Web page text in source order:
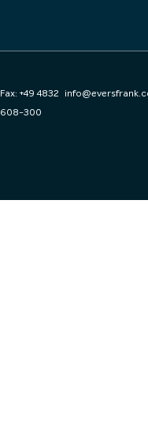
Fax: +49 4832
608-300